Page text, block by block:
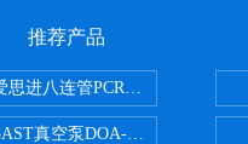
推荐产品
思进八连管PCR-0208-C
真空泵DOA-P504-BN